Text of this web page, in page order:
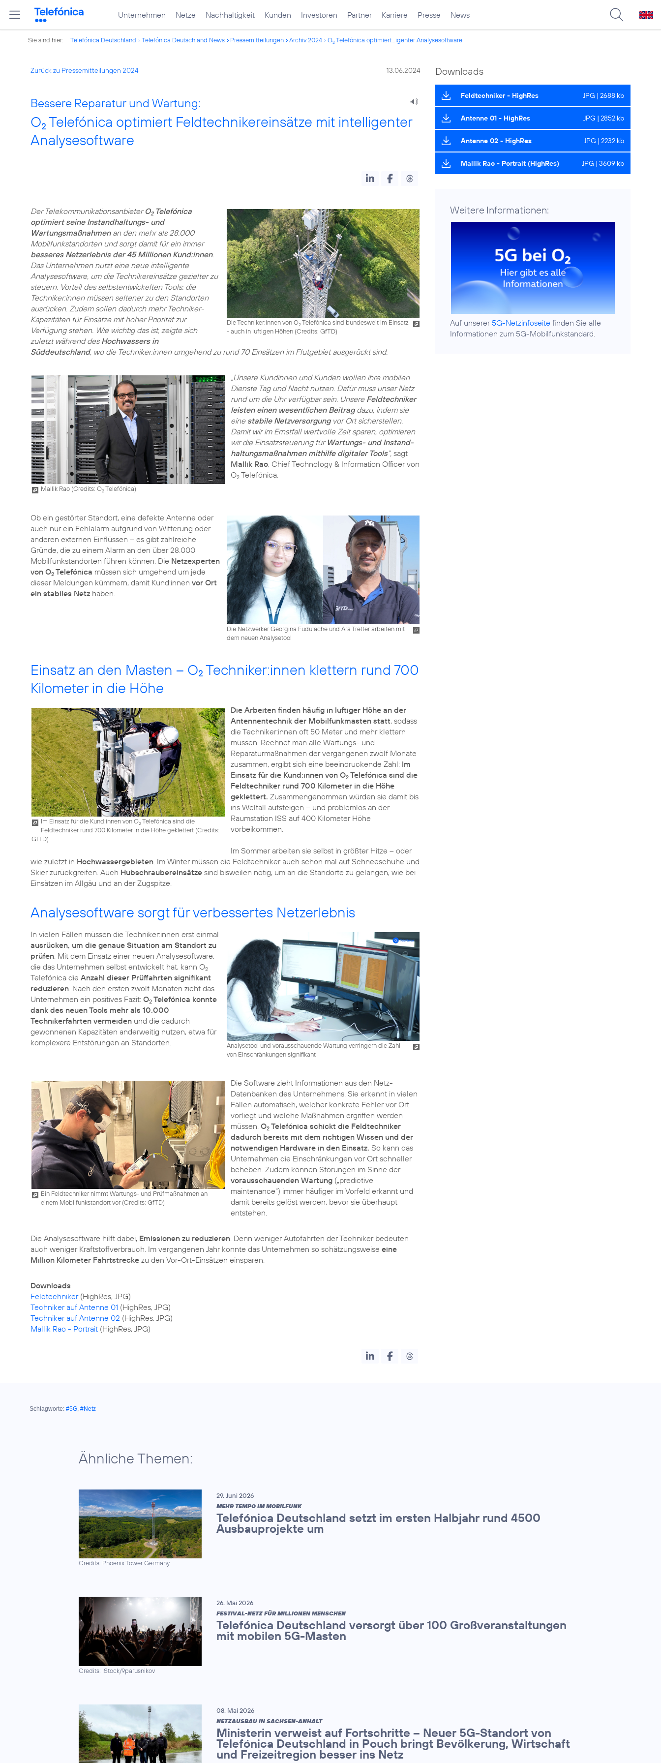
Unternehmen Netze Nachhaltigkeit Kunden Investoren Partner Karriere Presse News
Sie sind hier: Telefónica Deutschland Telefónica Deutschland News Pressemitteilungen Archiv 2024 O2Telefónica optimiert...igenter Analysesoftware
Zurück zu Pressemitteilungen 2024 13.06.2024
Bessere Reparatur und Wartung:
O2 Telefónica optimiert Feldtechnikereinsätze mit intelligenter
Analysesoftware
Die Techniker:innen von O2Telefónica sind bundesweit im Einsatz
- auch in luftigen Höhen (Credits: GfTD)
Der Telekommunikationsanbieter O2Telefónica
optimiert seine Instandhaltungs- und
Wartungsmaßnahmenan den mehr als 28.000
Mobilfunkstandorten und sorgt damit für ein immer
besseres Netzerlebnis der 45 Millionen Kund:innen.
Das Unternehmen nutzt eine neue intelligente
Analysesoftware, um die Technikereinsätze gezielter zu
steuern. Vorteil des selbstentwickelten Tools: die
Techniker:innen müssen seltener zu den Standorten
ausrücken. Zudem sollen dadurch mehr Techniker-
Kapazitäten für Einsätze mit hoher Priorität zur
Verfügung stehen. Wie wichtig das ist, zeigte sich
zuletzt während des Hochwassers in
Süddeutschland, wo die Techniker:innen umgehend zu rund 70 Einsätzen im Flutgebiet ausgerückt sind.
Mallik Rao (Credits: O2Telefónica)
„Unsere Kundinnen und Kunden wollen ihre mobilen
Dienste Tag und Nacht nutzen. Dafür muss unser Netz
rund um die Uhr verfügbar sein. Unsere Feldtechniker
leisten einen wesentlichen Beitragdazu, indem sie
eine stabile Netzversorgungvor Ort sicherstellen.
Damit wir im Ernstfall wertvolle Zeit sparen, optimieren
wir die Einsatzsteuerung für Wartungs- und Instand­
haltungsmaßnahmen mithilfe digitaler Tools“,sagt
Mallik Rao, Chief Technology & Information Officer von
O2Telefónica.
Die Netzwerker Georgina Fudulache und Ara Tretter arbeiten mit
dem neuen Analysetool
Ob ein gestörter Standort, eine defekte Antenne oder
auch nur ein Fehlalarm aufgrund von Witterung oder
anderen externen Einflüssen – es gibt zahlreiche
Gründe, die zu einem Alarm an den über 28.000
Mobilfunkstandorten führen können. Die Netzexperten
von O2 Telefónica müssen sich umgehend um jede
dieser Meldungen kümmern, damit Kund:innen vor Ort
ein stabiles Netz haben.
Einsatz an den Masten – O2 Techniker:innen klettern rund 700
Kilometer in die Höhe
Im Einsatz für die Kund:innen von O2Telefónica sind die
Feldtechniker rund 700 Kilometer in die Höhe geklettert (Credits:
GfTD)
Die Arbeiten finden häufig in luftiger Höhe an der
Antennentechnik der Mobilfunkmasten statt, sodass
die Techniker:innen oft 50 Meter und mehr klettern
müssen. Rechnet man alle Wartungs- und
Reparaturmaßnahmen der vergangenen zwölf Monate
zusammen, ergibt sich eine beeindruckende Zahl: Im
Einsatz für die Kund:innen von O2Telefónica sind die
Feldtechniker rund 700 Kilometer in die Höhe
geklettert. Zusammengenommen würden sie damit bis
ins Weltall aufsteigen – und problemlos an der
Raumstation ISS auf 400 Kilometer Höhe
vorbeikommen.
Im Sommer arbeiten sie selbst in größter Hitze – oder
wie zuletzt in Hochwassergebieten . Im Winter müssen die Feldtechniker auch schon mal auf Schneeschuhe und
Skier zurückgreifen. Auch Hubschraubereinsätze sind bisweilen nötig, um an die Standorte zu gelangen, wie bei
Einsätzen im Allgäu und an der Zugspitze.
Analysesoftware sorgt für verbessertes Netzerlebnis
Analysetool und vorausschauende Wartung verringern die Zahl
von Einschränkungen signifikant
In vielen Fällen müssen die Techniker:innen erst einmal
ausrücken, um die genaue Situation am Standort zu
prüfen . Mit dem Einsatz einer neuen Analysesoftware,
die das Unternehmen selbst entwickelt hat, kann O2
Telefónica die Anzahl dieser Prüffahrten signifikant
reduzieren . Nach den ersten zwölf Monaten zieht das
Unternehmen ein positives Fazit: O2 Telefónica konnte
dank des neuen Tools mehr als 10.000
Technikerfahrten vermeiden und die dadurch
gewonnenen Kapazitäten anderweitig nutzen, etwa für
komplexere Entstörungen an Standorten.
Ein Feldtechniker nimmt Wartungs- und Prüfmaßnahmen an
einem Mobilfunkstandort vor (Credits: GfTD)
Die Software zieht Informationen aus den Netz-
Datenbanken des Unternehmens. Sie erkennt in vielen
Fällen automatisch, welcher konkrete Fehler vor Ort
vorliegt und welche Maßnahmen ergriffen werden
müssen. O2Telefónica schickt die Feldtechniker
dadurch bereits mit dem richtigen Wissen und der
notwendigen Hardware in den Einsatz. So kann das
Unternehmen die Einschränkungen vor Ort schneller
beheben. Zudem können Störungen im Sinne der
vorausschauenden Wartung(„predictive
maintenance“) immer häufiger im Vorfeld erkannt und
damit bereits gelöst werden, bevor sie überhaupt
entstehen.
Die Analysesoftware hilft dabei, Emissionen zu reduzieren . Denn weniger Autofahrten der Techniker bedeuten
auch weniger Kraftstoffverbrauch. Im vergangenen Jahr konnte das Unternehmen so schätzungsweise eine
Million Kilometer Fahrtstrecke zu den Vor-Ort-Einsätzen einsparen.
Downloads
Feldtechniker
Techniker auf Antenne 01
Techniker auf Antenne 02
Mallik Rao - Portrait (HighRes, JPG)
Downloads
Feldtechniker - HighRes JPG | 2688 kb
Antenne 01 - HighRes JPG | 2852 kb
Antenne 02 - HighRes JPG | 2232 kb
Mallik Rao - Portrait (HighRes) JPG | 3609 kb
Weitere Informationen:
Auf unserer 5G-Netzinfoseite finden Sie alle
Informationen zum 5G-Mobilfunkstandard.
Schlagworte: #5G #Netz
Ähnliche Themen:
Credits: Phoenix Tower Germany
29. Juni 2026
MEHR TEMPO IM MOBILFUNK
Telefónica Deutschland setzt im ersten Halbjahr rund 4500
Ausbauprojekte um
Credits: iStock/9parusnikov
26. Mai 2026
FESTIVAL-NETZ FÜR MILLIONEN MENSCHEN
Telefónica Deutschland versorgt über 100 Großveranstaltungen
mit mobilen 5G-Masten
08. Mai 2026
NETZAUSBAU IN SACHSEN-ANHALT
Ministerin verweist auf Fortschritte – Neuer 5G-Standort von
Telefónica Deutschland in Pouch bringt Bevölkerung, Wirtschaft
und Freizeitregion besser ins Netz